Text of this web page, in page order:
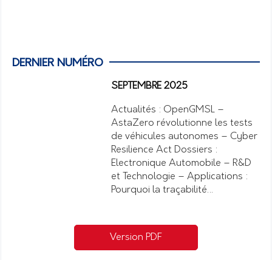
DERNIER NUMÉRO
SEPTEMBRE 2025
Actualités : OpenGMSL –
AstaZero révolutionne les tests
de véhicules autonomes – Cyber
Resilience Act Dossiers :
Electronique Automobile – R&D
et Technologie – Applications :
Pourquoi la traçabilité…
Version PDF